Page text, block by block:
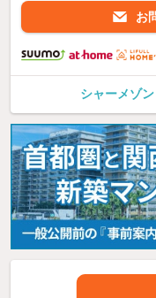
お
シャーメゾ